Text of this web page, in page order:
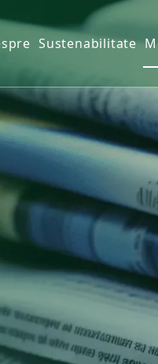
Sustenabilitate